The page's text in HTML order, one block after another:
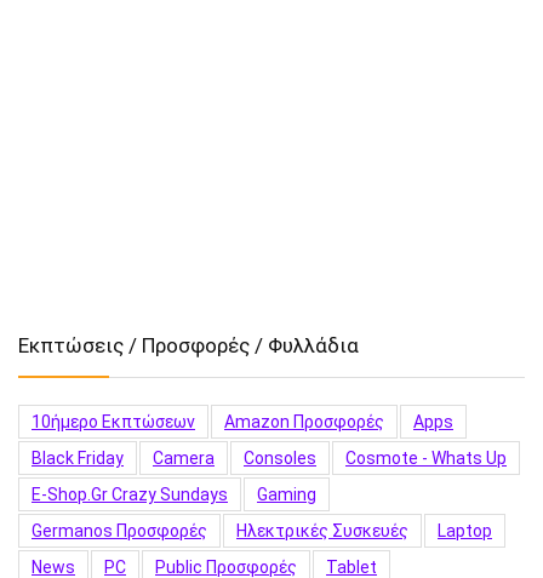
Εκπτώσεις / Προσφορές / Φυλλάδια
10ήμερο Εκπτώσεων Amazon Προσφορές
Apps
Black Friday
Camera Consoles
Cosmote - Whats Up
E-Shop.gr Crazy Sundays
Gaming
Germanos Προσφορές
Hλεκτρικές Συσκευές
Laptop
News
PC Public Προσφορές
Tablet